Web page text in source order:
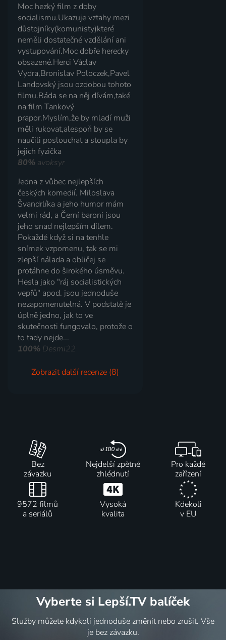
Moc hezký film z doby
socialismu.Ukazuje vztahy mezi
důstojníky(komunisty)které
neměli dostatečné vzdělání ani
vystupování.Moc dobře herecky
obsazené.Herci Václav
Vydra,Bronislav Poloczek,Pavel
Landovský jsou ozdobou tohoto
filmu.Ráda se na něj dívám,také
na film Tankový
prapor.Myslím,že by mladí muži
měli rukovat,alespoň by se
naučili poslouchat a stoupla by
jejich fyzička
80% avoksyr
Jedna z vůbec nejlepších
českých komedií. Miloslava
Švandrlíka a jeho humor mám
velmi rád, a Černí baroni jsou
jeho snad nejlepším dílem.
Pokaždé když si na tenhle
snímek vzpomenu, tak se mi
zlepší nálada a obličej se
protáhne do širokého úsměvu.
Hesla jako "ráj socialistických
vepřů" apod. jsou jednoduše
nezapomenutelná. V podstatě je
úplně jedno, jak to ve
skutečnosti fungovalo, protože o
to tady nejde...
100% Desmi22
Zobrazit další recenze (8)
Bez
závazku
Nejdelší zpětné
zhlédnutí
Pro každé
zařízení
9572 filmů
a seriálů
Vysoká
kvalita
Kdekoli
v EU
Vyberte si Lepší.TV balíček
Služby můžete kdykoli jednoduše změnit nebo zrušit. Vše
je bez závazku.